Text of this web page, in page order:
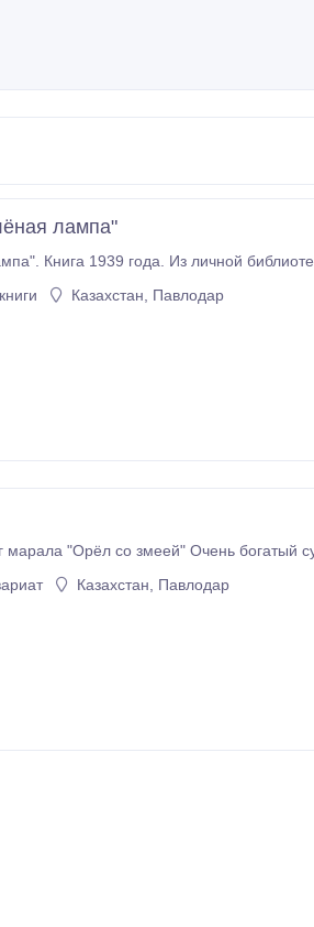
лампа"
Книга 1939 года. Из личной
Казахстан, Павлодар
марала "Орёл со змеей" Очень богатый
Казахстан, Павлодар